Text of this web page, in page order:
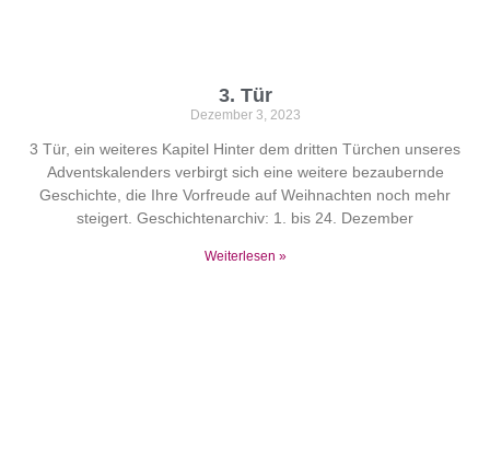
3. Tür
Dezember 3, 2023
3 Tür, ein weiteres Kapitel Hinter dem dritten Türchen unseres
Adventskalenders verbirgt sich eine weitere bezaubernde
Geschichte, die Ihre Vorfreude auf Weihnachten noch mehr
steigert. Geschichtenarchiv: 1. bis 24. Dezember
Weiterlesen »